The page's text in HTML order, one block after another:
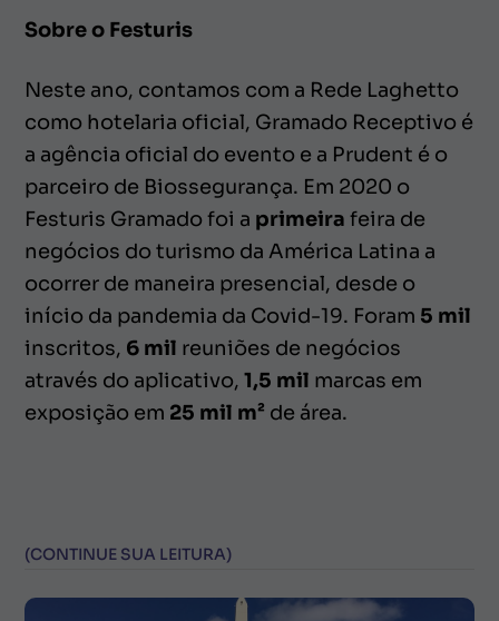
Sobre o Festuris
Neste ano, contamos com a Rede Laghetto
como hotelaria oficial, Gramado Receptivo é
a agência oficial do evento e a Prudent é o
parceiro de Biossegurança. Em 2020 o
Festuris Gramado foi a primeira feira de
negócios do turismo da América Latina a
ocorrer de maneira presencial, desde o
início da pandemia da Covid-19. Foram 5 mil
inscritos, 6 mil reuniões de negócios
através do aplicativo,1,5 mil marcas em
exposição em 25 mil m² de área.
(CONTINUE SUA LEITURA)